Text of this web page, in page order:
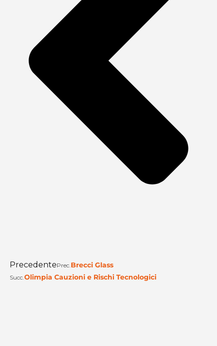
PrecedentePrec.Brecci Glass
Succ.Olimpia Cauzioni e Rischi Tecnologici